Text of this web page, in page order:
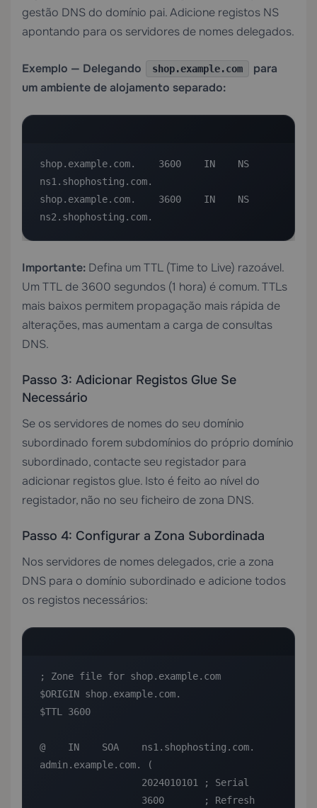
gestão DNS do domínio pai. Adicione registos NS
apontando para os servidores de nomes delegados.
Exemplo — Delegando shop.example.com
para
um ambiente de alojamento separado:
shop.example.com.    3600    IN    NS
ns1.shophosting.com.
shop.example.com.    3600    IN    NS
ns2.shophosting.com.
Importante: Defina um TTL (Time to Live) razoável.
Um TTL de 3600 segundos (1 hora) é comum. TTLs
mais baixos permitem propagação mais rápida de
alterações, mas aumentam a carga de consultas
DNS.
Passo 3: Adicionar Registos Glue Se
Necessário
Se os servidores de nomes do seu domínio
subordinado forem subdomínios do próprio domínio
subordinado, contacte seu registador para
adicionar registos glue. Isto é feito ao nível do
registador, não no seu ficheiro de zona DNS.
Passo 4: Configurar a Zona Subordinada
Nos servidores de nomes delegados, crie a zona
DNS para o domínio subordinado e adicione todos
os registos necessários:
; Zone file for shop.example.com
$ORIGIN shop.example.com.
$TTL 3600
@    IN    SOA    ns1.shophosting.com.
admin.example.com. (